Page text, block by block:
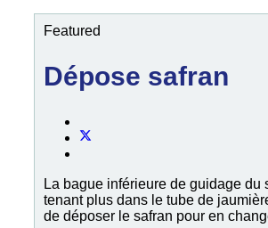
Featured
Dépose safran
La bague inférieure de guidage du
tenant plus dans le tube de
de déposer le safran pour en